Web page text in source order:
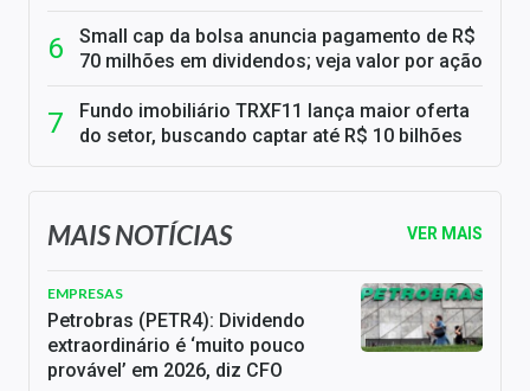
Small cap da bolsa anuncia pagamento de R$
70 milhões em dividendos; veja valor por ação
Fundo imobiliário TRXF11 lança maior oferta
do setor, buscando captar até R$ 10 bilhões
MAIS NOTÍCIAS VER MAIS
EMPRESAS
Petrobras (PETR4): Dividendo
extraordinário é ‘muito pouco
provável’ em 2026, diz CFO